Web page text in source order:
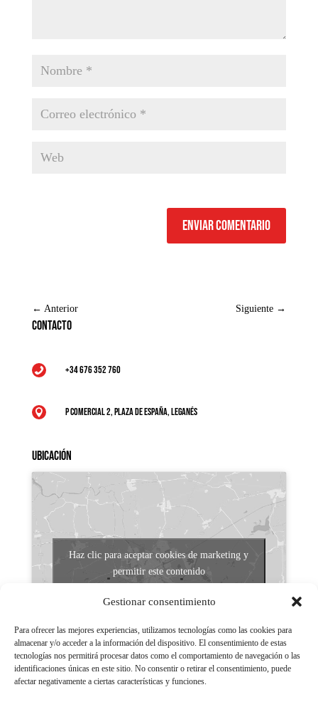
Gestionar consentimiento
Para ofrecer las mejores experiencias, utilizamos tecnologías como las cookies para
almacenar y/o acceder a la información del dispositivo. El consentimiento de estas
tecnologías nos permitirá procesar datos como el comportamiento de navegación o las
identificaciones únicas en este sitio. No consentir o retirar el consentimiento, puede
afectar negativamente a ciertas características y funciones.
Enviar comentario
← Anterior Siguiente →
Contacto
 +34 676 352 760
 P Comercial 2, Plaza de España, Leganés
Ubicación
Haz clic para aceptar cookies de marketing y
permitir este contenido
Aviso legal